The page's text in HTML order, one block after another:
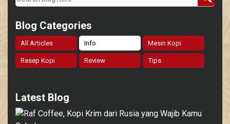
Blog Categories
All Articles Info Mesin Kopi
Resep Kopi Review Tips
Latest Blog